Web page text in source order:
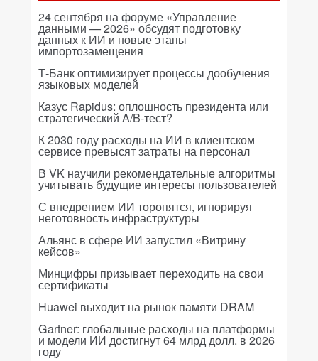
24 сентября на форуме «Управление
данными — 2026» обсудят подготовку
данных к ИИ и новые этапы
импортозамещения
Т-Банк оптимизирует процессы дообучения
языковых моделей
Казус Rapidus: оплошность президента или
стратегический A/B-тест?
К 2030 году расходы на ИИ в клиентском
сервисе превысят затраты на персонал
В VK научили рекомендательные алгоритмы
учитывать будущие интересы пользователей
С внедрением ИИ торопятся, игнорируя
неготовность инфраструктуры
Альянс в сфере ИИ запустил «Витрину
кейсов»
Минцифры призывает переходить на свои
сертификаты
Huawei выходит на рынок памяти DRAM
Gartner: глобальные расходы на платформы
и модели ИИ достигнут 64 млрд долл. в 2026
году